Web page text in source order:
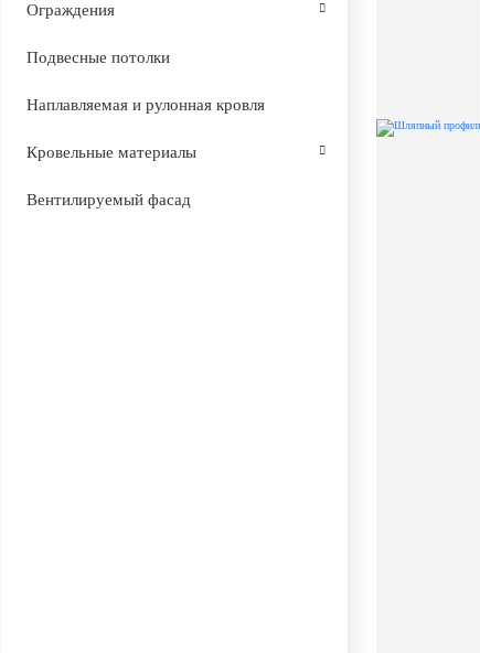
Ограждения
Подвесные потолки
Наплавляемая и рулонная кровля
Кровельные материалы
Вентилируемый фасад